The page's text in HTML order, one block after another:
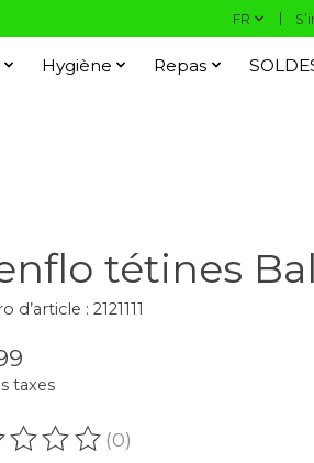
FR
Hygiène Repas
tétines
d’article : 2121111
taxes
est évalué à
(0)